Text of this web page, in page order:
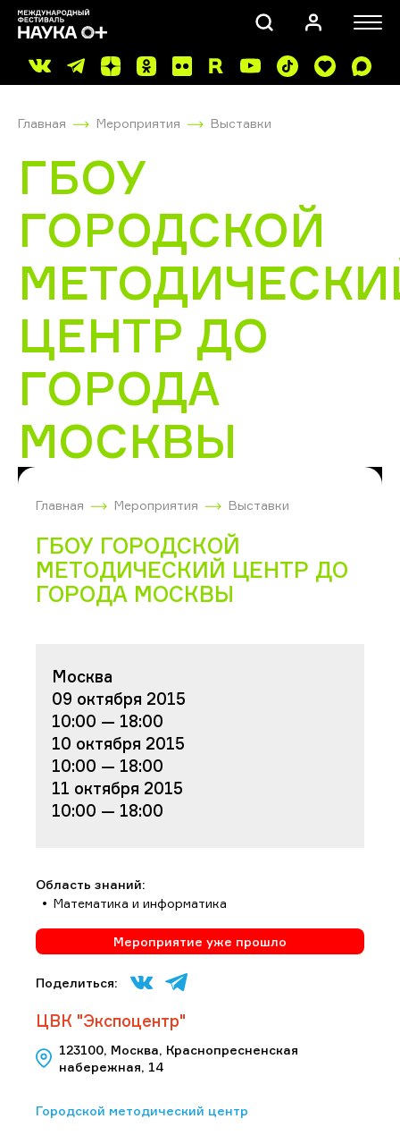
ПОИСК
Главная Мероприятия Выставки
ГБОУ
ГОРОДСКОЙ
ЦЕНТР ДО
ГОРОДА
МОСКВЫ
Главная Мероприятия Выставки
ГБОУ ГОРОДСКОЙ
МЕТОДИЧЕСКИЙ ЦЕНТР ДО
ГОРОДА МОСКВЫ
Москва
09 октября 2015
10:00 — 18:00
10 октября 2015
10:00 — 18:00
11 октября 2015
10:00 — 18:00
Область знаний:
Математика и информатика
Мероприятие уже прошло
Поделиться:
ЦВК "Экспоцентр"
123100, Москва, Краснопресненская
набережная, 14
Городской методический центр